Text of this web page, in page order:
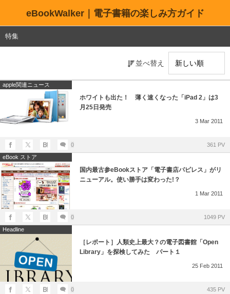
eBookWalker｜電子書籍の楽しみ方ガイド
特集
並べ替え
apple関連ニュース
ホワイトも出た！ 薄く速くなった「iPad 2」は3
月25日発売
3 Mar 2011
0
361 PV
eBook ストア
国内最古参eBookストア「電子書店パピレス」がリ
ニューアル。使い勝手は変わった!？
1 Mar 2011
0
1049 PV
Headline
［レポート］人類史上最大？の電子図書館「Open
Library」を探検してみた パート１
25 Feb 2011
0
435 PV